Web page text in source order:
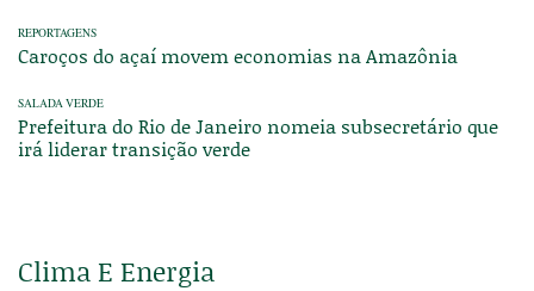
REPORTAGENS
Caroços do açaí movem economias na Amazônia
SALADA VERDE
Prefeitura do Rio de Janeiro nomeia subsecretário que
irá liderar transição verde
Clima E Energia